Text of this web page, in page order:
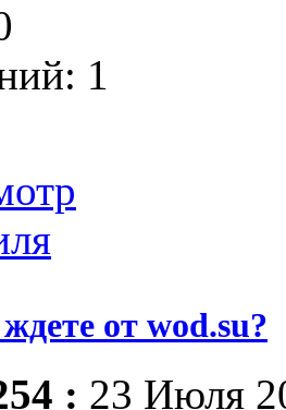
1
от wod.su?
: 23 Июля